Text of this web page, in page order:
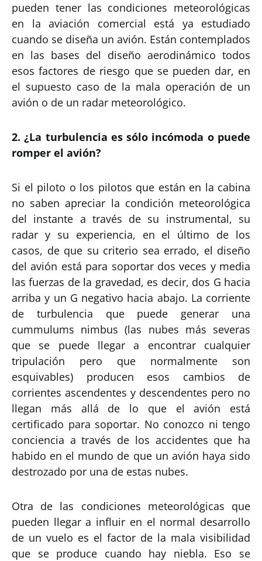
pueden tener las condiciones meteorológicas
en la aviación comercial está ya estudiado
cuando se diseña un avión. Están contemplados
en las bases del diseño aerodinámico todos
esos factores de riesgo que se pueden dar, en
el supuesto caso de la mala operación de un
avión o de un radar meteorológico.
2. ¿La turbulencia es sólo incómoda o puede
romper el avión?
Si el piloto o los pilotos que están en la cabina
no saben apreciar la condición meteorológica
del instante a través de su instrumental, su
radar y su experiencia, en el último de los
casos, de que su criterio sea errado, el diseño
del avión está para soportar dos veces y media
las fuerzas de la gravedad, es decir, dos G hacia
arriba y un G negativo hacia abajo. La corriente
de turbulencia que puede generar una
cummulums nimbus (las nubes más severas
que se puede llegar a encontrar cualquier
tripulación pero que normalmente son
esquivables) producen esos cambios de
corrientes ascendentes y descendentes pero no
llegan más allá de lo que el avión está
certificado para soportar. No conozco ni tengo
conciencia a través de los accidentes que ha
habido en el mundo de que un avión haya sido
destrozado por una de estas nubes.
Otra de las condiciones meteorológicas que
pueden llegar a influir en el normal desarrollo
de un vuelo es el factor de la mala visibilidad
que se produce cuando hay niebla. Eso se